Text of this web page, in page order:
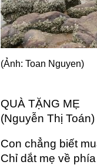
(Ảnh: Toan Nguyen)
QUÀ TẶNG MẸ
(Nguyễn Thị Toán)
Con chẳng biết
Chỉ dắt mẹ về